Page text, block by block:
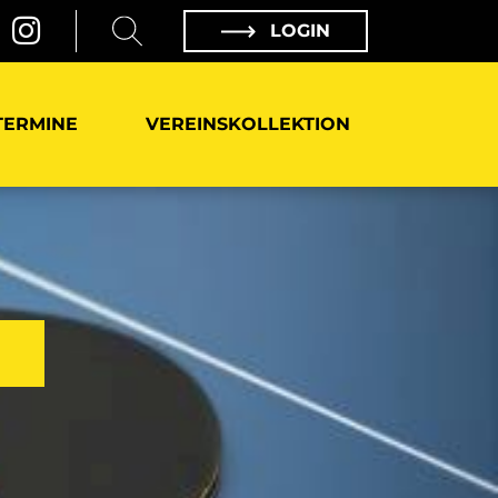
LOGIN
VEREINSKOLLEKTION